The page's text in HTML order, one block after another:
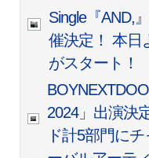
Single『AND,
催決定！ 本日
がスタート！
2024」出演決
ド計5部門に